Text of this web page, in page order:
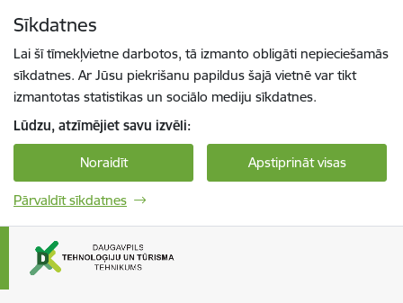
Sīkdatnes
Lai šī tīmekļvietne darbotos, tā izmanto obligāti nepieciešamās
sīkdatnes. Ar Jūsu piekrišanu papildus šajā vietnē var tikt
izmantotas statistikas un sociālo mediju sīkdatnes.
Lūdzu, atzīmējiet savu izvēli:
Noraidīt Apstiprināt visas
Pārvaldīt sīkdatnes